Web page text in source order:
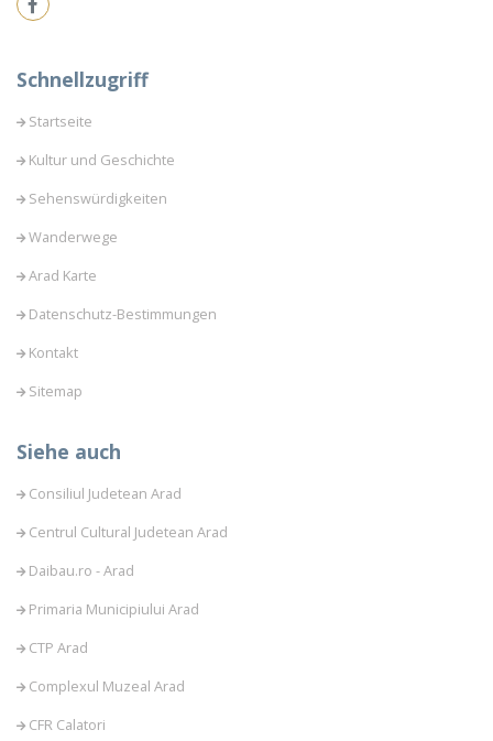
Schnellzugriff
Startseite
Kultur und Geschichte
Sehenswürdigkeiten
Wanderwege
Arad Karte
Datenschutz-Bestimmungen
Kontakt
Sitemap
Siehe auch
Consiliul Judetean Arad
Centrul Cultural Judetean Arad
Daibau.ro - Arad
Primaria Municipiului Arad
CTP Arad
Complexul Muzeal Arad
CFR Calatori